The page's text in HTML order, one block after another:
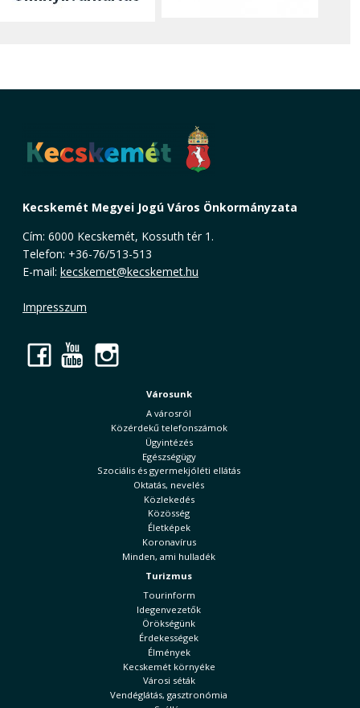
Kecskemét Megyei Jogú Város Önkormányzata
Cím: 6000 Kecskemét, Kossuth tér 1.
Telefon: +36-76/513-513
E-mail: kecskemet@kecskemet.hu
Impresszum
Facebook
YouTube
Városunk
A városról
Közérdekű telefonszámok
Ügyintézés
Egészségügy
Szociális és gyermekjóléti ellátás
Oktatás, nevelés
Közlekedés
Közösség
Életképek
Koronavírus
Minden, ami hulladék
Turizmus
Tourinform
Idegenvezetők
Örökségünk
Érdekességek
Élmények
Kecskemét környéke
Városi séták
Vendéglátás, gasztronómia